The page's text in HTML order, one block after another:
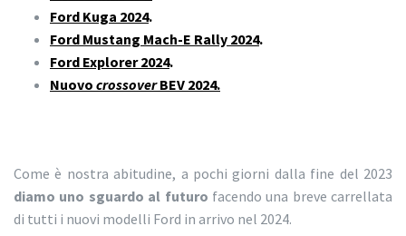
Ford Kuga 2024.
Ford Mustang Mach-E Rally 2024.
Ford Explorer 2024.
Nuovo crossoverBEV 2024.
Come è nostra abitudine, a pochi giorni dalla fine del 2023
diamo uno sguardo al futuro facendo una breve carrellata
di tutti i nuovi modelli Ford in arrivo nel 2024.